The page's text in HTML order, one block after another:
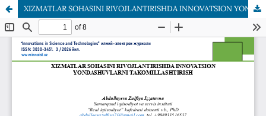
XIZMATLAR SOHASINI RIVOJLANTIRISHDA INNOVATSION YONDASHUVLARNI TAKOMILLASHTIRISH